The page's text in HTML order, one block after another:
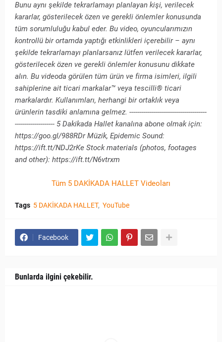
Bunu aynı şekilde tekrarlamayı planlayan kişi, verilecek
kararlar, gösterilecek özen ve gerekli önlemler konusunda
tüm sorumluluğu kabul eder. Bu video, oyuncularımızın
kontrollü bir ortamda yaptığı etkinlikleri içerebilir – aynı
şekilde tekrarlamayı planlarsanız lütfen verilecek kararlar,
gösterilecek özen ve gerekli önlemler konusunu dikkate
alın. Bu videoda görülen tüm ürün ve firma isimleri, ilgili
sahiplerine ait ticari markalar™ veya tescilli® ticari
markalardır. Kullanımları, herhangi bir ortaklık veya
ürünlerin tasdiki anlamına gelmez. ---------------------------------------
-------------------- 5 Dakikada Hallet kanalına abone olmak için:
https://goo.gl/988RDr Müzik, Epidemic Sound:
https://ift.tt/NDJ2rKe Stock materials (photos, footages
and other): https://ift.tt/N6vtrxm
Tüm 5 DAKİKADA HALLET Videoları
Tags 5 DAKİKADA HALLET YouTube
Facebook
Bunlarda ilgini çekebilir.